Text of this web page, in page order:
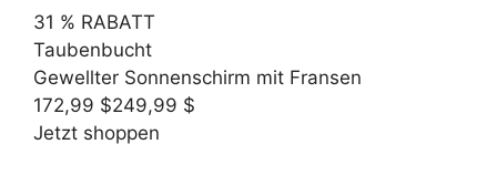
31 % RABATT
Taubenbucht
Gewellter Sonnenschirm mit Fransen
172,99 $249,99 $
Jetzt shoppen